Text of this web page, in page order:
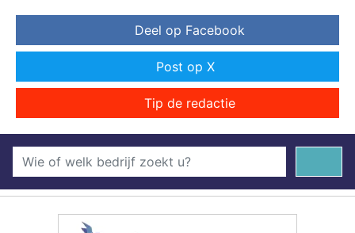
Deel op Facebook
Post op X
Tip de redactie